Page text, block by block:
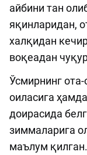
айбини тан
яқинларидан,
халқидан
воқеадан
Ўсмирнинг
оиласига
доирасида
зиммаларига
маълум қилган.